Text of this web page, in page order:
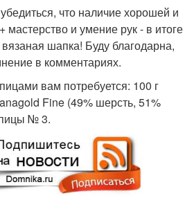
что наличие хорошей и
мастерство и умение рук - в итоге
шапка! Буду благодарна,
в комментариях.
вам потребуется: 100 г
Fine (49% шерсть, 51%
№ 3.